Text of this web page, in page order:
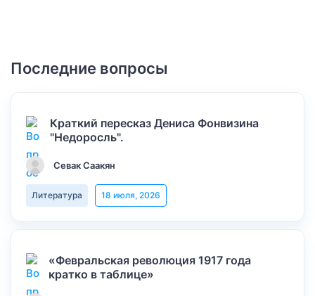
Последние вопросы
Краткий пересказ Дениса Фонвизина
"Недоросль".
Севак Саакян
Литература 18 июля, 2026
«Февральская революция 1917 года
кратко в таблице»